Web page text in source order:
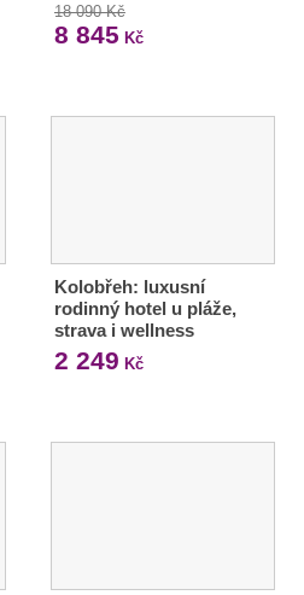
18 090 Kč
8 845 Kč
Kolobřeh: luxusní
rodinný hotel u pláže,
strava i wellness
2 249 Kč